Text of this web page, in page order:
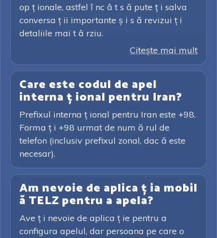
op ț ionale, astfel î nc â t s ă pute ț i salva
conversa ț ii importante ș i s ă revizui ț i
detaliile mai t â rziu.
Citeşte mai mult
Care este codul de apel
interna ț ional pentru Iran?
Prefixul interna ț ional pentru Iran este +98.
Forma ț i +98 urmat de num ă rul de
telefon (inclusiv prefixul zonal, dac ă este
necesar).
Am nevoie de aplica ț ia mobil
ă TELZ pentru a apela?
Ave ț i nevoie de aplica ț ie pentru a
configura apelul, dar persoana pe care o